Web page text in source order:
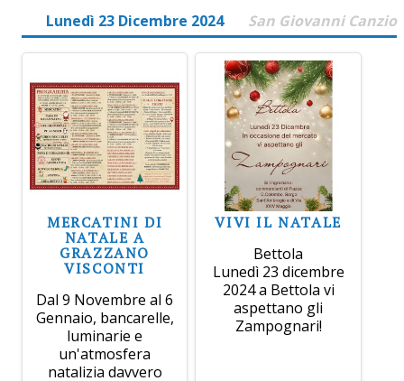
Lunedì 23 Dicembre 2024
San Giovanni Canzio
MERCATINI DI
NATALE A
GRAZZANO
VISCONTI
Dal 9 Novembre al 6
Gennaio, bancarelle,
luminarie e
un'atmosfera
natalizia davvero
VIVI IL NATALE
Bettola
Lunedì 23 dicembre
2024 a Bettola vi
aspettano gli
Zampognari!